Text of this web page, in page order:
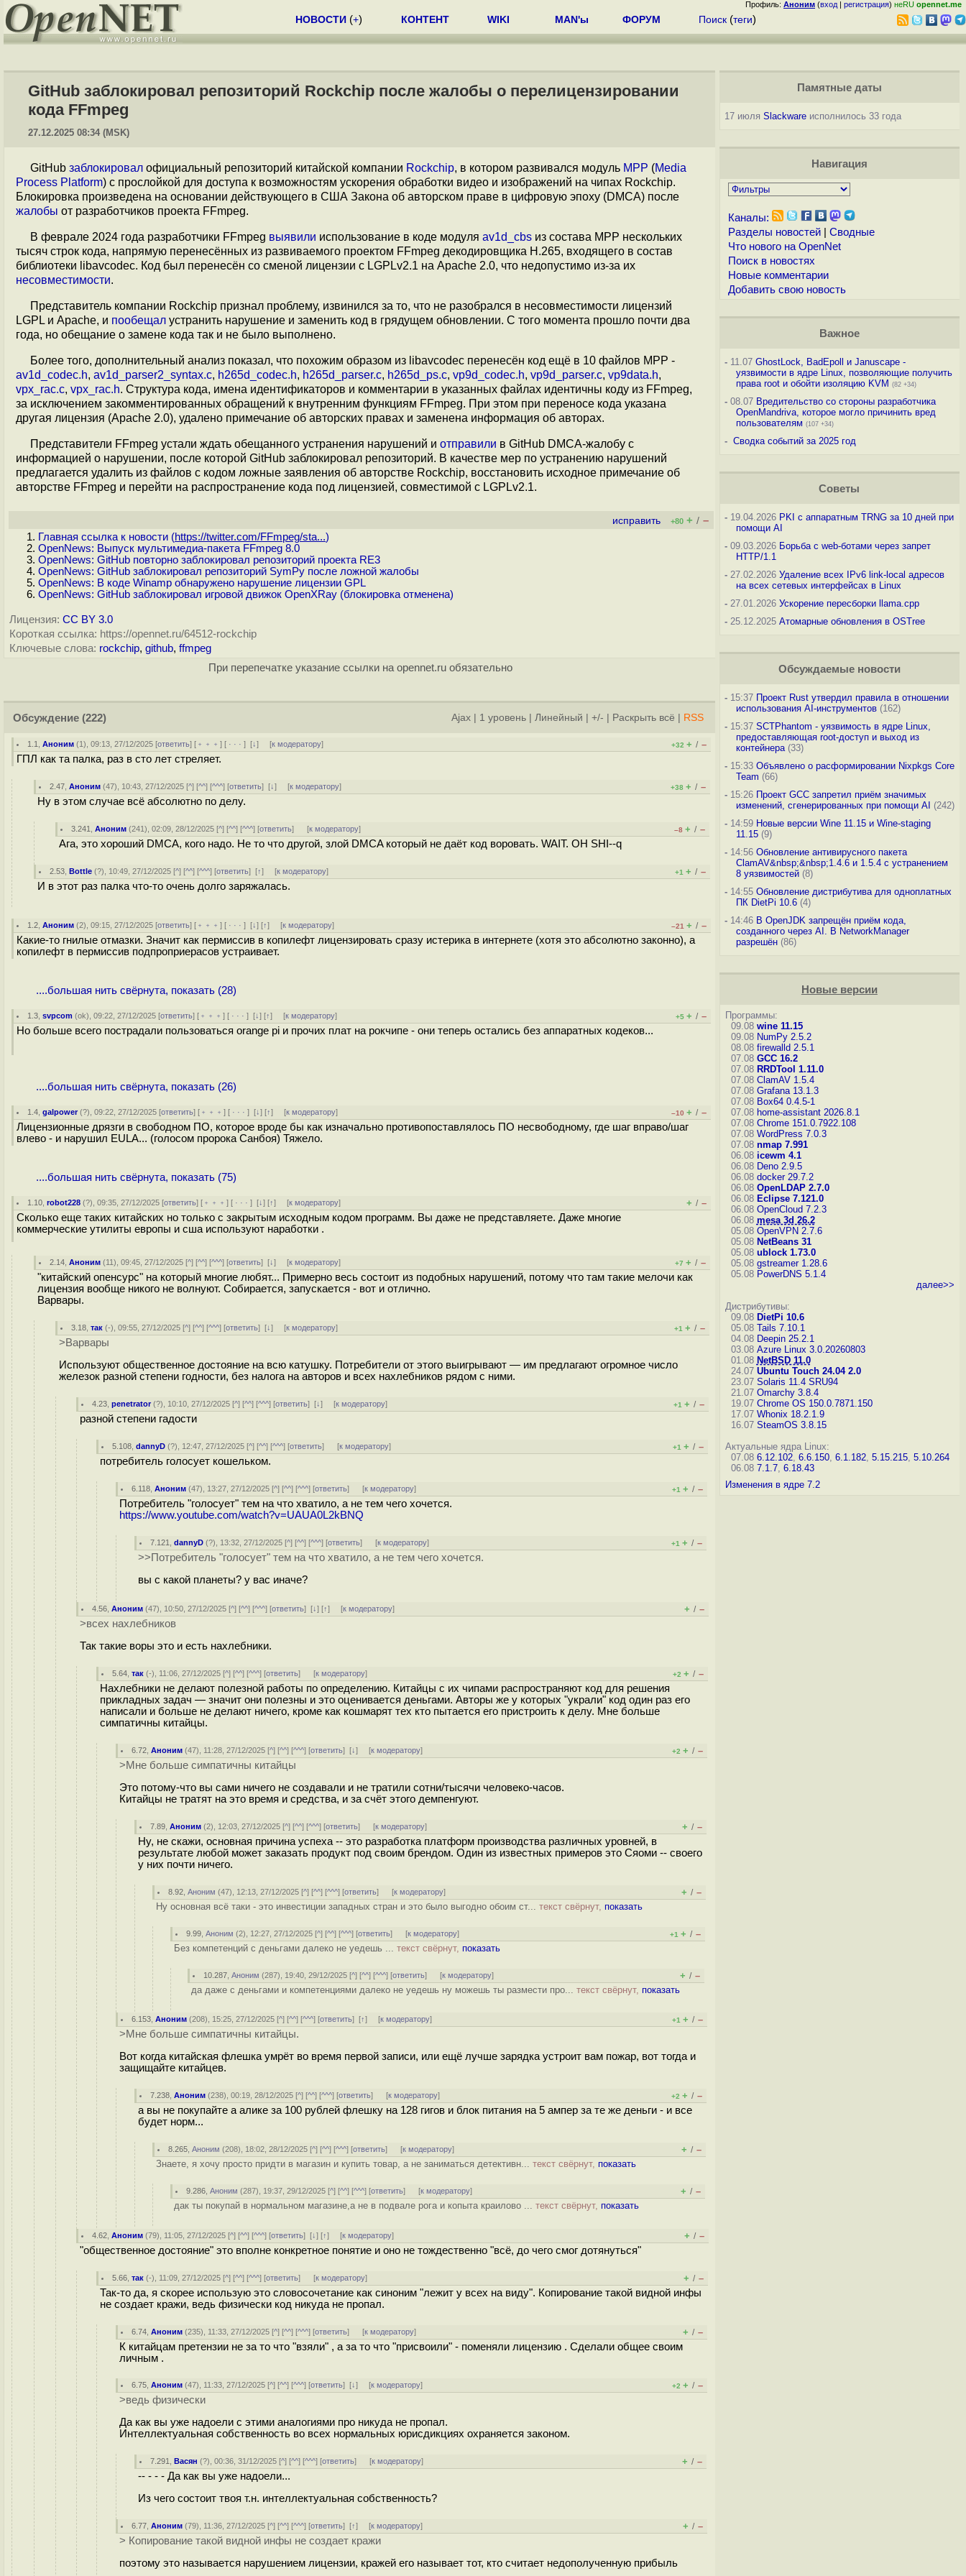
Профиль: Аноним (вход | регистрация) неRU opennet.me
НОВОСТИ (+) КОНТЕНТ WIKI MAN'ы ФОРУМ Поиск (теги)
GitHub заблокировал репозиторий Rockchip после жалобы о перелицензировании
кода FFmpeg
27.12.2025 08:34 (MSK)
GitHub заблокировал официальный репозиторий китайской компании Rockchip, в котором развивался модуль MPP (Media
Process Platform) с прослойкой для доступа к возможностям ускорения обработки видео и изображений на чипах Rockchip.
Блокировка произведена на основании действующего в США Закона об авторском праве в цифровую эпоху (DMCA) после
жалобы от разработчиков проекта FFmpeg.
В феврале 2024 года разработчики FFmpeg выявили использование в коде модуля av1d_cbs из состава MPP нескольких
тысяч строк кода, напрямую перенесённых из развиваемого проектом FFmpeg декодировщика H.265, входящего в состав
библиотеки libavcodec. Код был перенесён со сменой лицензии с LGPLv2.1 на Apache 2.0, что недопустимо из-за их
несовместимости.
Представитель компании Rockchip признал проблему, извинился за то, что не разобрался в несовместимости лицензий
LGPL и Apache, и пообещал устранить нарушение и заменить код в грядущем обновлении. С того момента прошло почти два
года, но обещание о замене кода так и не было выполнено.
Более того, дополнительный анализ показал, что похожим образом из libavcodec перенесён код ещё в 10 файлов MPP -
av1d_codec.h, av1d_parser2_syntax.c, h265d_codec.h, h265d_parser.c, h265d_ps.c, vp9d_codec.h, vp9d_parser.c, vp9data.h,
vpx_rac.c, vpx_rac.h. Структура кода, имена идентификаторов и комментарии в указанных файлах идентичны коду из FFmpeg,
за исключением закомментированных обращений к внутренним функциям FFmpeg. При этом при переносе кода указана
другая лицензия (Apache 2.0), удалено примечание об авторских правах и заменена информация об авторах.
Представители FFmpeg устали ждать обещанного устранения нарушений и отправили в GitHub DMCA-жалобу с
информацией о нарушении, после которой GitHub заблокировал репозиторий. В качестве мер по устранению нарушений
предлагается удалить из файлов с кодом ложные заявления об авторстве Rockchip, восстановить исходное примечание об
авторстве FFmpeg и перейти на распространение кода под лицензией, совместимой с LGPLv2.1.
исправить +80 + / –
Главная ссылка к новости (https://twitter.com/FFmpeg/sta...)
OpenNews: Выпуск мультимедиа-пакета FFmpeg 8.0
OpenNews: GitHub повторно заблокировал репозиторий проекта RE3
OpenNews: GitHub заблокировал репозиторий SymPy после ложной жалобы
OpenNews: В коде Winamp обнаружено нарушение лицензии GPL
OpenNews: GitHub заблокировал игровой движок OpenXRay (блокировка отменена)
Лицензия: CC BY 3.0
Короткая ссылка: https://opennet.ru/64512-rockchip
Ключевые слова: rockchip, github, ffmpeg
При перепечатке указание ссылки на opennet.ru обязательно
Обсуждение (222) Ajax 1 уровень Линейный +/- Раскрыть всё RSS
1.1 ,Аноним (1), 09:13, 27/12/2025 [ответить] [ ﹢﹢﹢] [ · · ·][↓] [к модератору] +32 + / –
ГПЛ как та палка, раз в сто лет стреляет.
2.47 ,Аноним (47), 10:43, 27/12/2025 [^] [^^] [^^^] [ответить][↓] [к модератору] +38 + / –
Ну в этом случае всё абсолютно по делу.
3.241 ,Аноним (241), 02:09, 28/12/2025 [^] [^^] [^^^] [ответить] [к модератору] –8 + / –
Ага, это хороший DMCA, кого надо. Не то что другой, злой DMCA который не даёт код воровать. WAIT. OH SHI--q
2.53 ,Bottle (?), 10:49, 27/12/2025 [^] [^^] [^^^] [ответить][↑] [к модератору] +1 + / –
И в этот раз палка что-то очень долго заряжалась.
1.2 ,Аноним (2), 09:15, 27/12/2025 [ответить] [ ﹢﹢﹢] [ · · ·][↓] [↑] [к модератору] –21 + / –
Какие-то гнилые отмазки. Значит как пермиссив в копилефт лицензировать сразу истерика в интернете (хотя это абсолютно законно), а
копилефт в пермиссив подпроприерасов устраивает.
....большая нить свёрнута, показать (28)
1.3 ,svpcom (ok), 09:22, 27/12/2025 [ответить] [ ﹢﹢﹢] [ · · ·][↓] [↑] [к модератору] +5 + / –
Но больше всего пострадали пользоваться orange pi и прочих плат на рокчипе - они теперь остались без аппаратных кодеков...
....большая нить свёрнута, показать (26)
1.4 ,galpower(?), 09:22, 27/12/2025 [ответить] [ ﹢﹢﹢] [ · · ·][↓] [↑] [к модератору] –10 + / –
Лицензионные дрязги в свободном ПО, которое вроде бы как изначально противопоставлялось ПО несвободному, где шаг вправо/шаг
влево - и нарушил EULA... (голосом пророка Санбоя) Тяжело.
....большая нить свёрнута, показать (75)
1.10 ,robot228 (?), 09:35, 27/12/2025 [ответить] [ ﹢﹢﹢] [ · · ·][↓] [↑] [к модератору] + / –
Сколько еще таких китайских но только с закрытым исходным кодом программ. Вы даже не представляете. Даже многие
коммерческие утилиты европы и сша используют наработки .
2.14 ,Аноним (11), 09:45, 27/12/2025 [^] [^^] [^^^] [ответить][↓] [к модератору] +7 + / –
"китайский опенсурс" на который многие любят... Примерно весь состоит из подобных нарушений, потому что там такие мелочи как
лицензия вообще никого не волнуют. Собирается, запускается - вот и отлично.
Варвары.
3.18 ,так (-), 09:55, 27/12/2025 [^] [^^] [^^^] [ответить][↓] [к модератору] +1 + / –
>Варвары
Используют общественное достояние на всю катушку. Потребители от этого выигрывают — им предлагают огромное число
железок разной степени годности, без налога на авторов и всех нахлебников рядом с ними.
4.23 ,penetrator(?), 10:10, 27/12/2025 [^] [^^] [^^^] [ответить][↓] [к модератору] +1 + / –
разной степени гадости
5.108 ,dannyD (?), 12:47, 27/12/2025 [^] [^^] [^^^] [ответить] [к модератору] +1 + / –
потребитель голосует кошельком.
6.118 ,Аноним (47), 13:27, 27/12/2025 [^] [^^] [^^^] [ответить] [к модератору] +1 + / –
Потребитель "голосует" тем на что хватило, а не тем чего хочется.
https://www.youtube.com/watch?v=UAUA0L2kBNQ
7.121 ,dannyD (?), 13:32, 27/12/2025 [^] [^^] [^^^] [ответить] [к модератору] +1 + / –
>>Потребитель "голосует" тем на что хватило, а не тем чего хочется.
вы с какой планеты? у вас иначе?
4.56 ,Аноним (47), 10:50, 27/12/2025 [^] [^^] [^^^] [ответить][↓] [↑] [к модератору] + / –
>всех нахлебников
Так такие воры это и есть нахлебники.
5.64 ,так (-), 11:06, 27/12/2025 [^] [^^] [^^^] [ответить] [к модератору] +2 + / –
Нахлебники не делают полезной работы по определению. Китайцы с их чипами распространяют код для решения
прикладных задач — значит они полезны и это оценивается деньгами. Авторы же у которых "украли" код один раз его
написали и больше не делают ничего, кроме как кошмарят тех кто пытается его пристроить к делу. Мне больше
симпатичны китайцы.
6.72 ,Аноним (47), 11:28, 27/12/2025 [^] [^^] [^^^] [ответить][↓] [к модератору] +2 + / –
>Мне больше симпатичны китайцы
Это потому-что вы сами ничего не создавали и не тратили сотни/тысячи человеко-часов.
Китайцы не тратят на это время и средства, и за счёт этого демпенгуют.
7.89 ,Аноним (2), 12:03, 27/12/2025 [^] [^^] [^^^] [ответить] [к модератору] + / –
Ну, не скажи, основная причина успеха -- это разработка платформ производства различных уровней, в
результате любой может заказать продукт под своим брендом. Один из известных примеров это Сяоми -- своего
у них почти ничего.
8.92 ,Аноним (47), 12:13, 27/12/2025 [^] [^^] [^^^] [ответить] [к модератору] + / –
Ну основная всё таки - это инвестиции западных стран и это было выгодно обоим ст... текст свёрнут, показать
9.99 ,Аноним (2), 12:27, 27/12/2025 [^] [^^] [^^^] [ответить] [к модератору] +1 + / –
Без компетенций с деньгами далеко не уедешь ... текст свёрнут, показать
10.287 ,Аноним (287), 19:40, 29/12/2025 [^] [^^] [^^^] [ответить] [к модератору] + / –
да даже с деньгами и компетенциями далеко не уедешь ну можешь ты размести про... текст свёрнут, показать
6.153 ,Аноним (208), 15:25, 27/12/2025 [^] [^^] [^^^] [ответить][↑] [к модератору] +1 + / –
>Мне больше симпатичны китайцы.
Вот когда китайская флешка умрёт во время первой записи, или ещё лучше зарядка устроит вам пожар, вот тогда и
защищайте китайцев.
7.238 ,Аноним (238), 00:19, 28/12/2025 [^] [^^] [^^^] [ответить] [к модератору] +2 + / –
а вы не покупайте а алике за 100 рублей флешку на 128 гигов и блок питания на 5 ампер за те же деньги - и все
будет норм...
8.265 ,Аноним (208), 18:02, 28/12/2025 [^] [^^] [^^^] [ответить] [к модератору] + / –
Знаете, я хочу просто придти в магазин и купить товар, а не заниматься детективн... текст свёрнут, показать
9.286 ,Аноним (287), 19:37, 29/12/2025 [^] [^^] [^^^] [ответить] [к модератору] + / –
дак ты покупай в нормальном магазине,а не в подвале рога и копыта краилово ... текст свёрнут, показать
4.62 ,Аноним (79), 11:05, 27/12/2025 [^] [^^] [^^^] [ответить][↓] [↑] [к модератору] + / –
"общественное достояние" это вполне конкретное понятие и оно не тождественно "всё, до чего смог дотянуться"
5.66 ,так (-), 11:09, 27/12/2025 [^] [^^] [^^^] [ответить] [к модератору] + / –
Так-то да, я скорее использую это словосочетание как синоним "лежит у всех на виду". Копирование такой видной инфы
не создает кражи, ведь физически код никуда не пропал.
6.74 ,Аноним (235), 11:33, 27/12/2025 [^] [^^] [^^^] [ответить] [к модератору] + / –
К китайцам претензии не за то что "взяли" , а за то что "присвоили" - поменяли лицензию . Сделали общее своим
личным .
6.75 ,Аноним (47), 11:33, 27/12/2025 [^] [^^] [^^^] [ответить][↓] [к модератору] +2 + / –
>ведь физически
Да как вы уже надоели с этими аналогиями про никуда не пропал.
Интеллектуальная собственность во всех нормальных юрисдикциях охраняется законом.
7.291 ,Васян (?), 00:36, 31/12/2025 [^] [^^] [^^^] [ответить] [к модератору] + / –
-- - - - Да как вы уже надоели...
Из чего состоит твоя т.н. интеллектуальная собственность?
6.77 ,Аноним (79), 11:36, 27/12/2025 [^] [^^] [^^^] [ответить][↑] [к модератору] + / –
> Копирование такой видной инфы не создает кражи
поэтому это называется нарушением лицензии, кражей его называет тот, кто считает недополученную прибыль
Памятные даты
17 июля Slackwareисполнилось 33 года
Навигация
Каналы:
Разделы новостей| Сводные
Что нового на OpenNet
Поиск в новостях
Новые комментарии
Добавить свою новость
Важное
-11.07 GhostLock, BadEpoll и Januscape -
уязвимости в ядре Linux, позволяющие получить
права root и обойти изоляцию KVM (82 +34)
-08.07 Вредительство со стороны разработчика
OpenMandriva, которое могло причинить вред
пользователям (107 +34)
- Сводка событий за 2025 год
Советы
-19.04.2026 PKI с аппаратным TRNG за 10 дней при
помощи AI
-09.03.2026 Борьба с web-ботами через запрет
HTTP/1.1
-27.02.2026 Удаление всех IPv6 link-local адресов
на всех сетевых интерфейсах в Linux
-27.01.2026 Ускорение пересборки llama.cpp
-25.12.2025 Атомарные обновления в OSTree
Обсуждаемые новости
-15:37 Проект Rust утвердил правила в отношении
использования AI-инструментов(162)
-15:37 SCTPhantom - уязвимость в ядре Linux,
предоставляющая root-доступ и выход из
контейнера(33)
-15:33 Объявлено о расформировании Nixpkgs Core
Team (66)
-15:26 Проект GCC запретил приём значимых
изменений, сгенерированных при помощи AI (242)
-14:59 Новые версии Wine 11.15 и Wine-staging
11.15(9)
-14:56 Обновление антивирусного пакета
ClamAV&nbsp;&nbsp;1.4.6 и 1.5.4 с устранением
8 уязвимостей(8)
-14:55 Обновление дистрибутива для одноплатных
ПК DietPi 10.6(4)
-14:46 В OpenJDK запрещён приём кода,
созданного через AI. В NetworkManager
разрешён(86)
Новые версии
Программы:
09.08 wine 11.15
09.08 NumPy 2.5.2
08.08 firewalld 2.5.1
07.08 GCC 16.2
07.08 RRDTool 1.11.0
07.08 ClamAV 1.5.4
07.08 Grafana 13.1.3
07.08 Box64 0.4.5-1
07.08 home-assistant 2026.8.1
07.08 Chrome 151.0.7922.108
07.08 WordPress 7.0.3
07.08 nmap 7.991
06.08 icewm 4.1
06.08 Deno 2.9.5
06.08 docker 29.7.2
06.08 OpenLDAP 2.7.0
06.08 Eclipse 7.121.0
06.08 OpenCloud 7.2.3
06.08 mesa 3d 26.2
05.08 OpenVPN 2.7.6
05.08 NetBeans 31
05.08 ublock 1.73.0
05.08 gstreamer 1.28.6
05.08 PowerDNS 5.1.4
далее>>
Дистрибутивы:
09.08 DietPi 10.6
05.08 Tails 7.10.1
04.08 Deepin 25.2.1
03.08 Azure Linux 3.0.20260803
01.08 NetBSD 11.0
24.07 Ubuntu Touch 24.04 2.0
23.07 Solaris 11.4 SRU94
21.07 Omarchy 3.8.4
19.07 Chrome OS 150.0.7871.150
17.07 Whonix 18.2.1.9
16.07 SteamOS 3.8.15
Актуальные ядра Linux:
07.08 6.12.102, 6.6.150, 6.1.182, 5.15.215, 5.10.264
06.08 7.1.7, 6.18.43
Изменения в ядре 7.2